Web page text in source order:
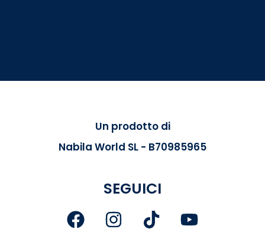
Un prodotto di
Nabila World SL - B70985965
SEGUICI